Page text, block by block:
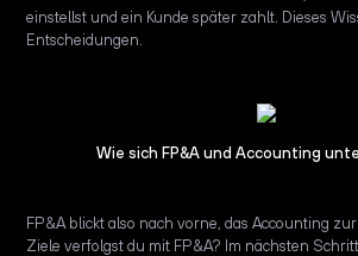
einstellst und ein Kunde später zahlt. Dieses
Entscheidungen.
Wie sich FP&A und Accounting
FP&A blickt also nach vorne, das Accounting
Ziele verfolgst du mit FP&A? Im nächsten